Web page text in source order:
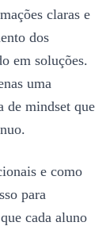
claras e
dos
em soluções.
uma
de mindset que
e como
para
cada aluno